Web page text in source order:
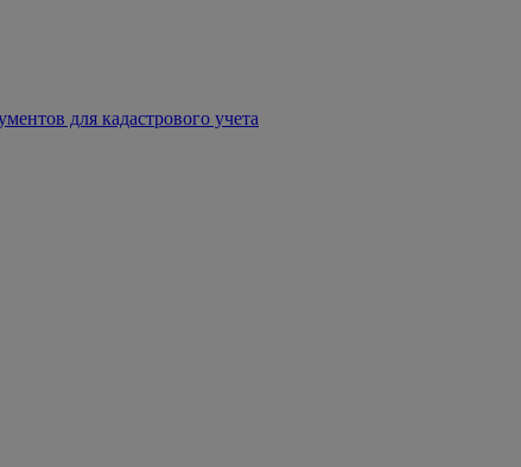
для кадастрового учета